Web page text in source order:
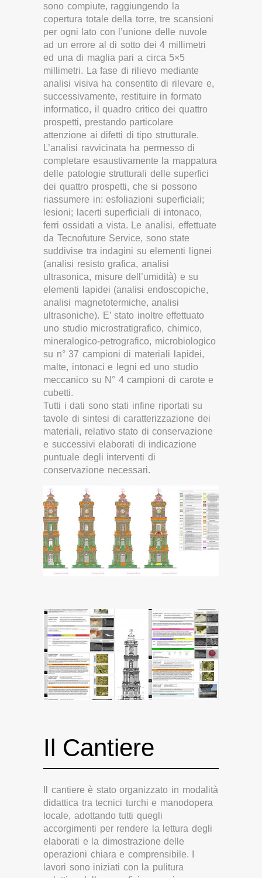
sono compiute, raggiungendo la
copertura totale della torre, tre scansioni
per ogni lato con l’unione delle nuvole
ad un errore al di sotto dei 4 millimetri
ed una di maglia pari a circa 5×5
millimetri. La fase di rilievo mediante
analisi visiva ha consentito di rilevare e,
successivamente, restituire in formato
informatico, il quadro critico dei quattro
prospetti, prestando particolare
attenzione ai difetti di tipo strutturale.
L’analisi ravvicinata ha permesso di
completare esaustivamente la mappatura
delle patologie strutturali delle superfici
dei quattro prospetti, che si possono
riassumere in: esfoliazioni superficiali;
lesioni; lacerti superficiali di intonaco,
ferri ossidati a vista. Le analisi, effettuate
da Tecnofuture Service, sono state
suddivise tra indagini su elementi lignei
(analisi resisto grafica, analisi
ultrasonica, misure dell’umidità) e su
elementi lapidei (analisi endoscopiche,
analisi magnetotermiche, analisi
ultrasoniche). E’ stato inoltre effettuato
uno studio microstratigrafico, chimico,
mineralogico-petrografico, microbiologico
su n° 37 campioni di materiali lapidei,
malte, intonaci e legni ed uno studio
meccanico su N° 4 campioni di carote e
cubetti.
Tutti i dati sono stati infine riportati su
tavole di sintesi di caratterizzazione dei
materiali, relativo stato di conservazione
e successivi elaborati di indicazione
puntuale degli interventi di
conservazione necessari.
Il Cantiere
Il cantiere è stato organizzato in modalità
didattica tra tecnici turchi e manodopera
locale, adottando tutti quegli
accorgimenti per rendere la lettura degli
elaborati e la dimostrazione delle
operazioni chiara e comprensibile. I
lavori sono iniziati con la pulitura